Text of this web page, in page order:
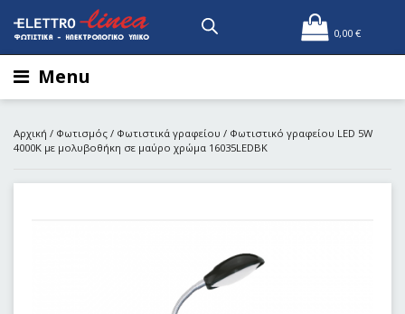
0,00 €
Menu
Αρχική / Φωτισμός / Φωτιστικά γραφείου / Φωτιστικό γραφείου LED 5W
4000Κ με μολυβοθήκη σε μαύρο χρώμα 16035LEDBK